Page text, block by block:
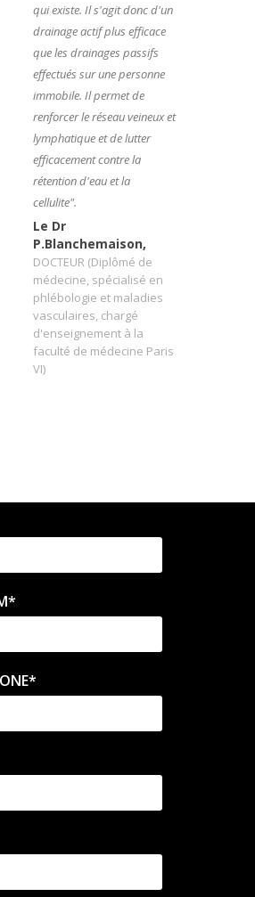
qui existe. Il s'agit donc d'un
drainage actif plus efficace
que les drainages passifs
effectués sur une personne
immobile. Il permet de
renforcer le réseau veineux et
lymphatique et de lutter
efficacement contre la
rétention d'eau et la
cellulite".
Le Dr
P.Blanchemaison,
DOCTEUR (Diplômé de
médecine, spécialisé en
phlébologie et maladies
vasculaires, chargé
d'enseignement à la
faculté de médecine Paris
VI)
*
*